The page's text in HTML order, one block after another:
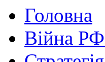
Головна
Війна